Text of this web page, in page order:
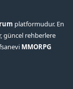
platformudur. En
güncel rehberlere
MMORPG